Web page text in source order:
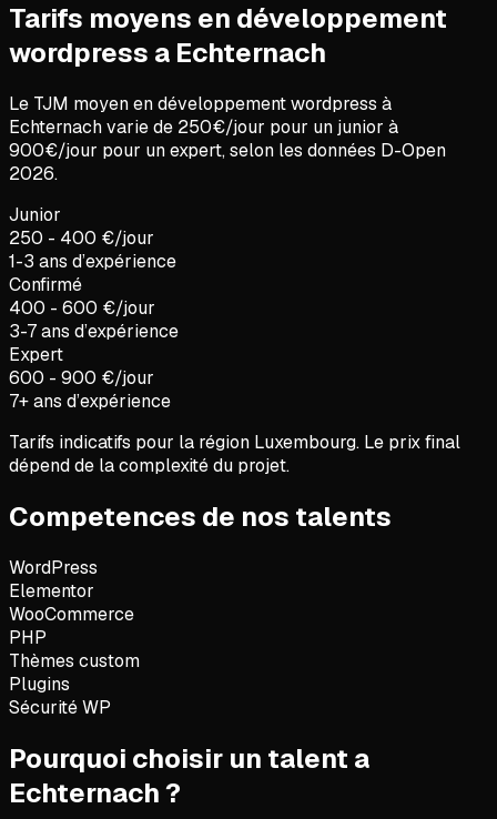
Tarifs moyens en développement
wordpress a Echternach
Le TJM moyen endéveloppement wordpress à
Echternachvarie de 250€/jour pour un junior à
900€/jour pour un expert, selon les données D-Open
2026.
Junior
250 - 400 €/jour
1-3 ans d’expérience
Confirmé
400 - 600 €/jour
3-7 ans d’expérience
Expert
600 - 900 €/jour
7+ ans d’expérience
Tarifs indicatifs pour la région Luxembourg. Le prix final
dépend de la complexité du projet.
Competences de nos talents
WordPress
Elementor
WooCommerce
PHP
Thèmes custom
Plugins
Sécurité WP
Pourquoi choisir un talent a
Echternach ?